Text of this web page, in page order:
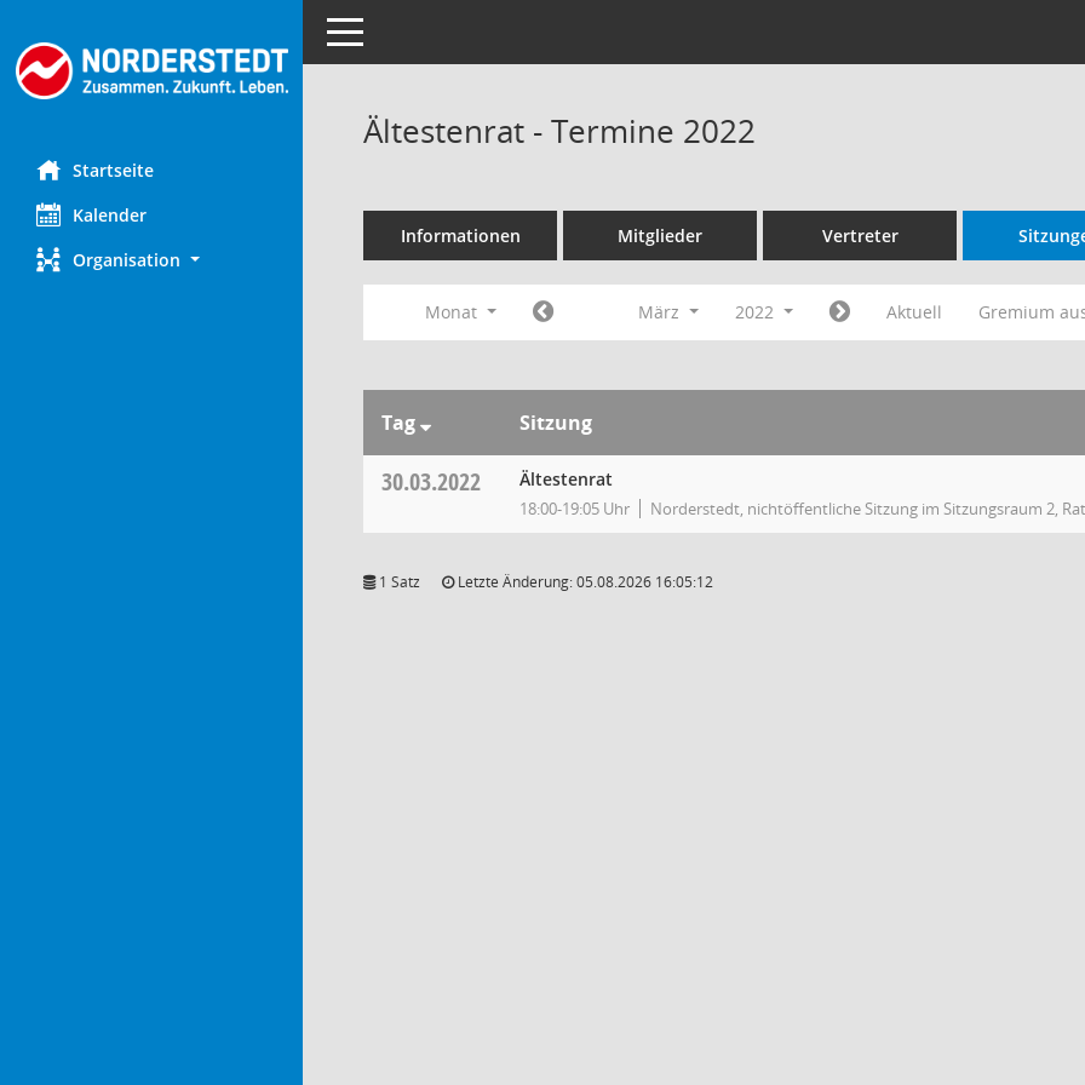
Startseite
Kalender
Organisation
Toggle navigation
Ältestenrat - Termine 2022
Informationen Mitglieder Vertreter
Monat März 2022 Aktuell Gremium
Tag Sitzung
30.03.2022 Ältestenrat
18:00-19:05 Uhr Norderstedt, nichtöffentliche Sitzung im Sitzungsraum 2,
1 Satz Letzte Änderung: 05.08.2026 16:05:12